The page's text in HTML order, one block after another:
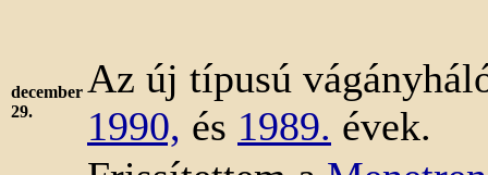
december
29.
Az új típusú
1990, és 1989. évek.